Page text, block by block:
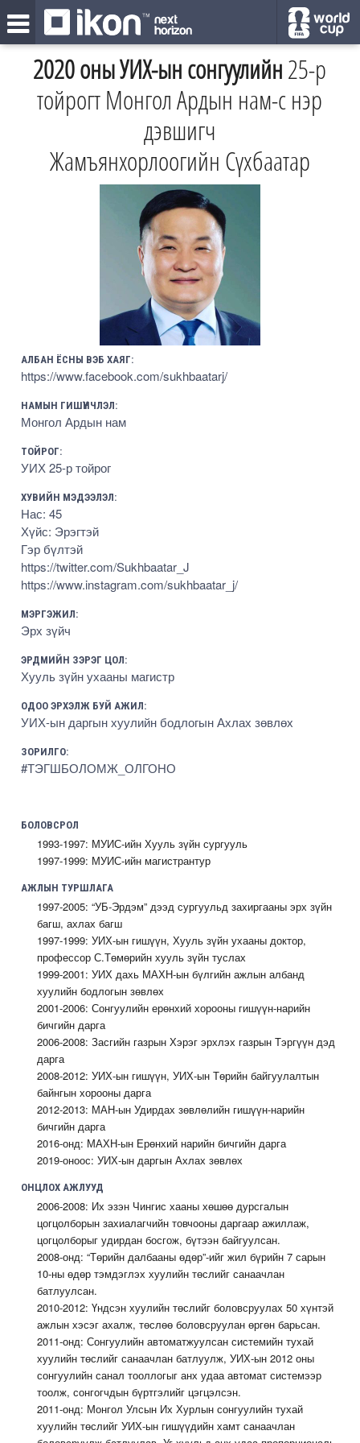
2020 оны УИХ-ын сонгуулийн25-р
тойрогт Монгол Ардын нам-с нэр
дэвшигч
Жамъянхорлоогийн Сүхбаатар
АЛБАН ЁСНЫ ВЭБ ХАЯГ:
https://www.facebook.com/sukhbaatarj/
НАМЫН ГИШҮҮНЧЛЭЛ:
Монгол Ардын нам
ТОЙРОГ:
УИХ 25-р тойрог
ХУВИЙН МЭДЭЭЛЭЛ:
Нас: 45
Хүйс: Эрэгтэй
Гэр бүлтэй
https://twitter.com/Sukhbaatar_J
https://www.instagram.com/sukhbaatar_j/
МЭРГЭЖИЛ:
Эрх зүйч
ЭРДМИЙН ЗЭРЭГ ЦОЛ:
Хууль зүйн ухааны магистр
ОДОО ЭРХЭЛЖ БУЙ АЖИЛ:
УИХ-ын даргын хуулийн бодлогын Ахлах зөвлөх
ЗОРИЛГО:
#ТЭГШБОЛОМЖ_ОЛГОНО
БОЛОВСРОЛ
1993-1997: МУИС-ийн Хууль зүйн сургууль
1997-1999: МУИС-ийн магистрантур
АЖЛЫН ТУРШЛАГА
1997-2005: “УБ-Эрдэм” дээд сургуульд захиргааны эрх зүйн
багш, ахлах багш
1997-1999: УИХ-ын гишүүн, Хууль зүйн ухааны доктор,
профессор С.Төмөрийн хууль зүйн туслах
1999-2001: УИХ дахь МАХН-ын бүлгийн ажлын албанд
хуулийн бодлогын зөвлөх
2001-2006: Сонгуулийн ерөнхий хорооны гишүүн-нарийн
бичгийн дарга
2006-2008: Засгийн газрын Хэрэг эрхлэх газрын Тэргүүн дэд
дарга
2008-2012: УИХ-ын гишүүн, УИХ-ын Төрийн байгуулалтын
байнгын хорооны дарга
2012-2013: МАН-ын Удирдах зөвлөлийн гишүүн-нарийн
бичгийн дарга
2016-онд: МАХН-ын Ерөнхий нарийн бичгийн дарга
2019-оноос: УИХ-ын даргын Ахлах зөвлөх
ОНЦЛОХ АЖЛУУД
2006-2008: Их эзэн Чингис хааны хөшөө дурсгалын
цогцолборын захиалагчийн товчооны даргаар ажиллаж,
цогцолборыг удирдан босгож, бүтээн байгуулсан.
2008-онд: “Төрийн далбааны өдөр”-ийг жил бүрийн 7 сарын
10-ны өдөр тэмдэглэх хуулийн төслийг санаачлан
батлуулсан.
2010-2012: Үндсэн хуулийн төслийг боловсруулах 50 хүнтэй
ажлын хэсэг ахалж, төслөө боловсруулан өргөн барьсан.
2011-онд: Сонгуулийн автоматжуулсан системийн тухай
хуулийн төслийг санаачлан батлуулж, УИХ-ын 2012 оны
сонгуулийн санал тооллогыг анх удаа автомат системээр
тоолж, сонгогчдын бүртгэлийг цэгцэлсэн.
2011-онд: Монгол Улсын Их Хурлын сонгуулийн тухай
хуулийн төслийг УИХ-ын гишүүдийн хамт санаачлан